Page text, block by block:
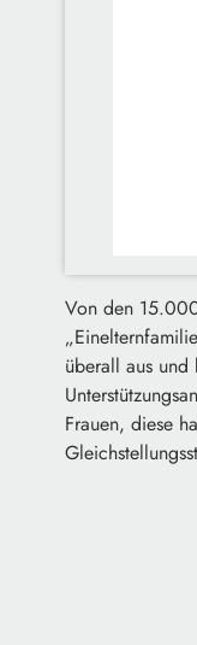
Von den
überall aus
Frauen, diese